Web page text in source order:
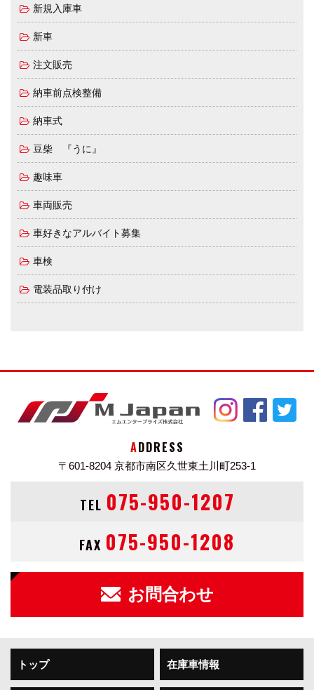
新規入庫車
新車
注文販売
納車前点検整備
納車式
豆柴 『うに』
趣味車
車両販売
車好きなアルバイト募集
車検
電装品取り付け
ADDRESS
〒601-8204 京都市南区久世東土川町253-1
TEL 075-950-1207
FAX 075-950-1208
お問合わせ
トップ 在庫車情報